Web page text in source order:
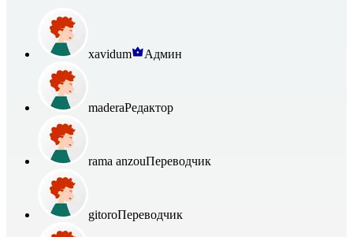
xavidum Админ
maderaРедактор
rama anzouПереводчик
gitoroПереводчик